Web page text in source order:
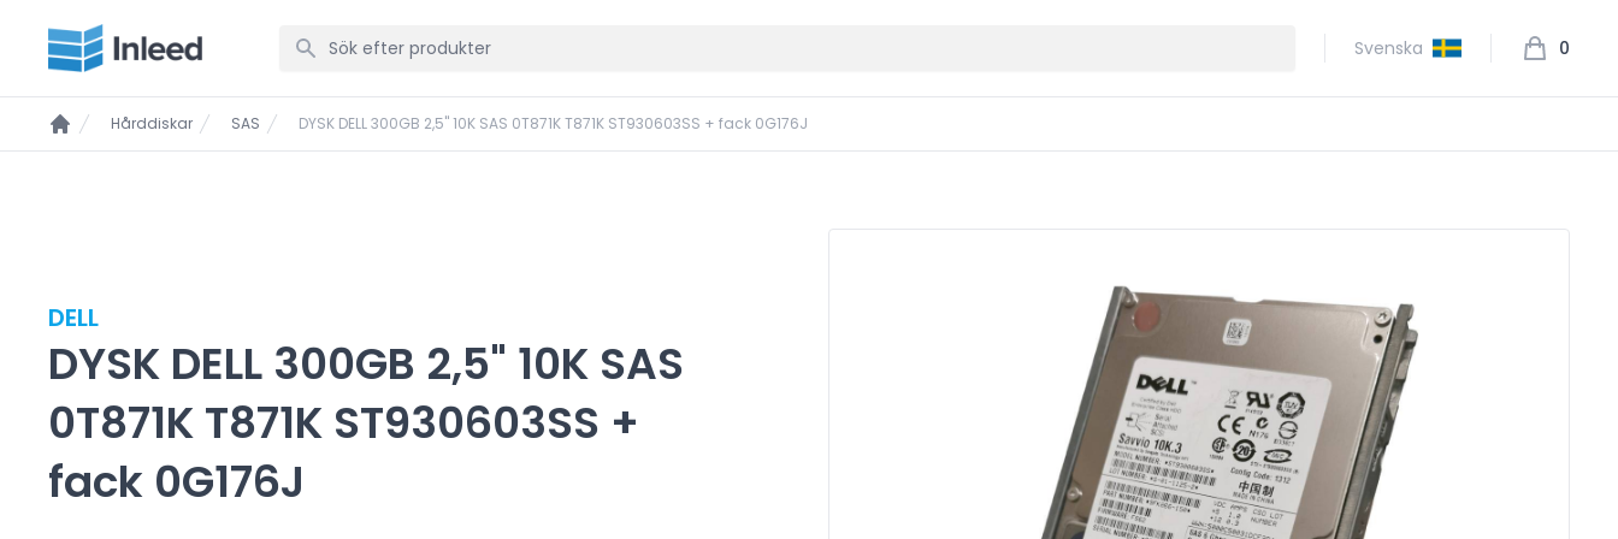
Svenska 0
Hårddiskar SAS DYSK DELL 300GB 2,5" 10K SAS 0T871K T871K ST930603SS + fack 0G176J
DELL
DYSK DELL 300GB 2,5" 10K SAS
0T871K T871K ST930603SS +
fack 0G176J